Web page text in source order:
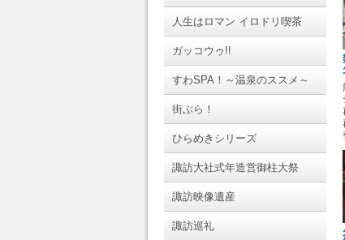
人生はロマン イロドリ喫茶
ガッコウゥ!!
すわSPA！～温泉のススメ～
街ぶら！
ひらめきシリーズ
諏訪大社式年造営御柱大祭
諏訪映像遺産
諏訪巡礼